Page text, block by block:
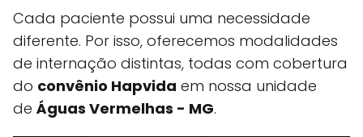
Cada paciente possui uma necessidade
diferente. Por isso, oferecemos modalidades
de internação distintas, todas com cobertura
do convênio Hapvida em nossa unidade
de Águas Vermelhas - MG.